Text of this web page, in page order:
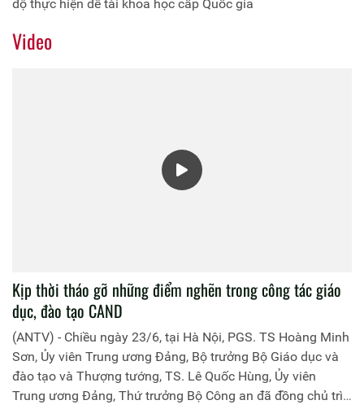
độ thực hiện đề tài khoa học cấp Quốc gia
Video
Kịp thời tháo gỡ những điểm nghẽn trong công tác giáo
dục, đào tạo CAND
(ANTV) - Chiều ngày 23/6, tại Hà Nội, PGS. TS Hoàng Minh
Sơn, Ủy viên Trung ương Đảng, Bộ trưởng Bộ Giáo dục và
đào tạo và Thượng tướng, TS. Lê Quốc Hùng, Ủy viên
Trung ương Đảng, Thứ trưởng Bộ Công an đã đồng chủ trì